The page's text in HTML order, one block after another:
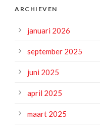
ARCHIEVEN
januari 2026
september 2025
juni 2025
april 2025
maart 2025